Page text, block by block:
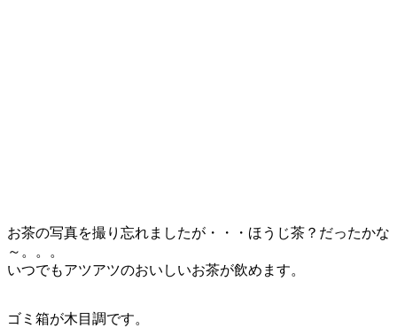
お茶の写真を撮り忘れましたが・・・ほうじ茶？だったかな
～。。。
いつでもアツアツのおいしいお茶が飲めます。
ゴミ箱が木目調です。